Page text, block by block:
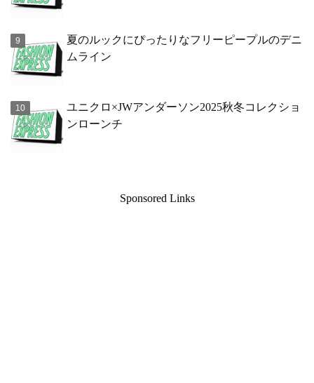
夏のルックにぴったりなフリーピープルのデニ
ムライン
ユニクロ×JWアンダーソン2025秋冬コレクショ
ンローンチ
Sponsored Links